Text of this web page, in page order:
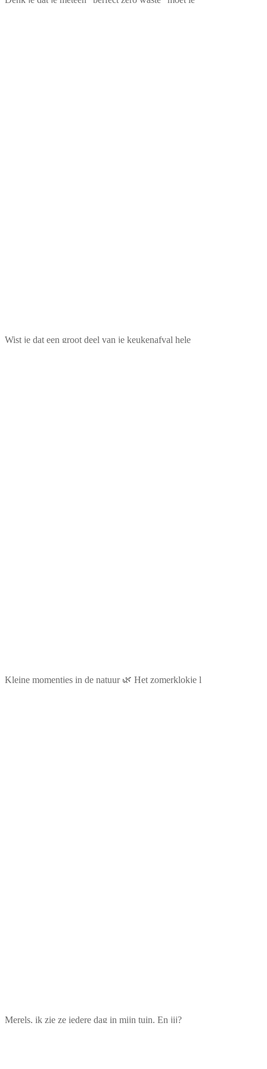
Wist je dat een groot deel van je keukenafval hele
Kleine momentjes in de natuur 🌿 Het zomerklokje l
Merels, ik zie ze iedere dag in mijn tuin. En jij?